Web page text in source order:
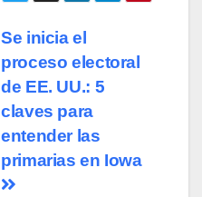
Se inicia el
proceso electoral
de EE. UU.: 5
claves para
entender las
primarias en Iowa